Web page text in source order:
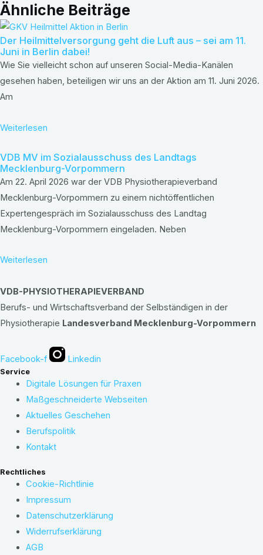
Ähnliche Beiträge
Der Heilmittelversorgung geht die Luft aus – sei am 11.
Juni in Berlin dabei!
Wie Sie vielleicht schon auf unseren Social-Media-Kanälen
gesehen haben, beteiligen wir uns an der Aktion am 11. Juni 2026.
Am
Weiterlesen
VDB MV im Sozialausschuss des Landtags
Mecklenburg-Vorpommern
Am 22. April 2026 war der VDB Physiotherapieverband
Mecklenburg-Vorpommern zu einem nichtöffentlichen
Expertengespräch im Sozialausschuss des Landtag
Mecklenburg-Vorpommern eingeladen. Neben
Weiterlesen
VDB-PHYSIOTHERAPIEVERBAND
Berufs- und Wirtschaftsverband der Selbständigen in der
Physiotherapie Landesverband Mecklenburg-Vorpommern
Facebook-f Linkedin
Service
Digitale Lösungen für Praxen
Maßgeschneiderte Webseiten
Aktuelles Geschehen
Berufspolitik
Kontakt
Rechtliches
Cookie-Richtlinie
Impressum
Datenschutzerklärung
Widerrufserklärung
AGB